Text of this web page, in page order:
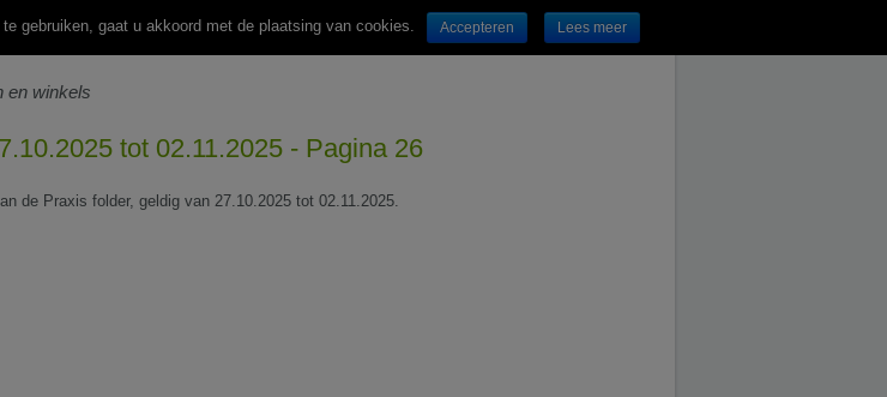
en winkels
tot 02.11.2025 - Pagina 26
de Praxis folder, geldig van 27.10.2025 tot 02.11.2025.
gebruiken, gaat u akkoord met de plaatsing van cookies. Accepteren Lees meer